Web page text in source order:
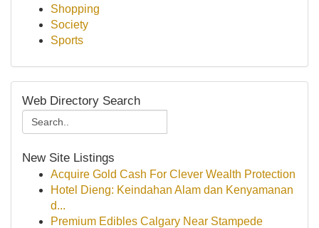
Shopping
Society
Sports
Web Directory Search
New Site Listings
Acquire Gold Cash For Clever Wealth Protection
Hotel Dieng: Keindahan Alam dan Kenyamanan
d...
Premium Edibles Calgary Near Stampede